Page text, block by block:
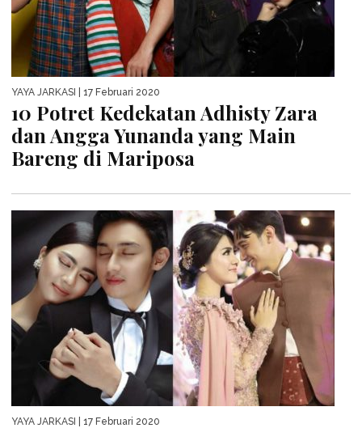
YAYA JARKASI | 17 Februari 2020
10 Potret Kedekatan Adhisty Zara
dan Angga Yunanda yang Main
Bareng di Mariposa
YAYA JARKASI | 17 Februari 2020